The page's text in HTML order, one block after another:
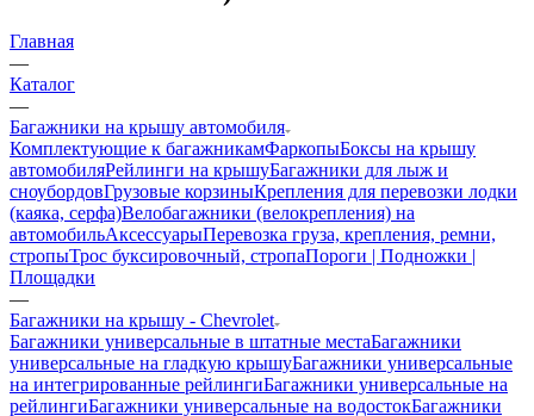
Главная
—
Каталог
—
Багажники на крышу автомобиля
Комплектующие к багажникамФаркопыБоксы на крышу
автомобиляРейлинги на крышуБагажники для лыж и
сноубордовГрузовые корзиныКрепления для перевозки лодки
(каяка, серфа)Велобагажники (велокрепления) на
автомобильАксессуарыПеревозка груза, крепления, ремни,
стропыТрос буксировочный, стропаПороги | Подножки |
Площадки
—
Багажники на крышу - Chevrolet
Багажники универсальные в штатные местаБагажники
универсальные на гладкую крышуБагажники универсальные
на интегрированные рейлингиБагажники универсальные на
рейлингиБагажники универсальные на водостокБагажники